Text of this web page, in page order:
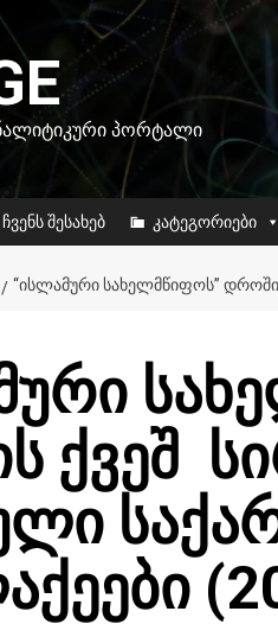
ᲞᲝᲠᲢᲐᲚᲘ
ჩვენს შესახებ კატეგორიები
“ᲘᲡᲚᲐᲛᲣᲠᲘ ᲡᲐᲮᲔᲚᲛᲬᲘᲤᲝᲡ”
ქვეშ